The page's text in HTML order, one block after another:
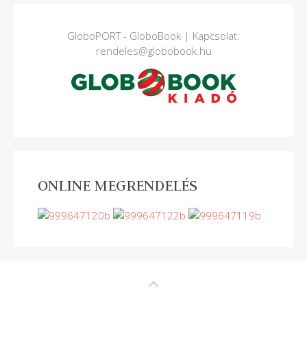
GloboPORT - GloboBook | Kapcsolat:
rendeles@globobook.hu
ONLINE MEGRENDELÉS